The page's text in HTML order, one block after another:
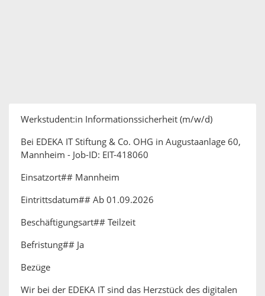
Werkstudent:in Informationssicherheit (m/w/d)
Bei EDEKA IT Stiftung & Co. OHG in Augustaanlage 60,
Mannheim - Job-ID: EIT-418060
Einsatzort## Mannheim
Eintrittsdatum## Ab 01.09.2026
Beschäftigungsart## Teilzeit
Befristung## Ja
Bezüge
Wir bei der EDEKA IT sind das Herzstück des digitalen